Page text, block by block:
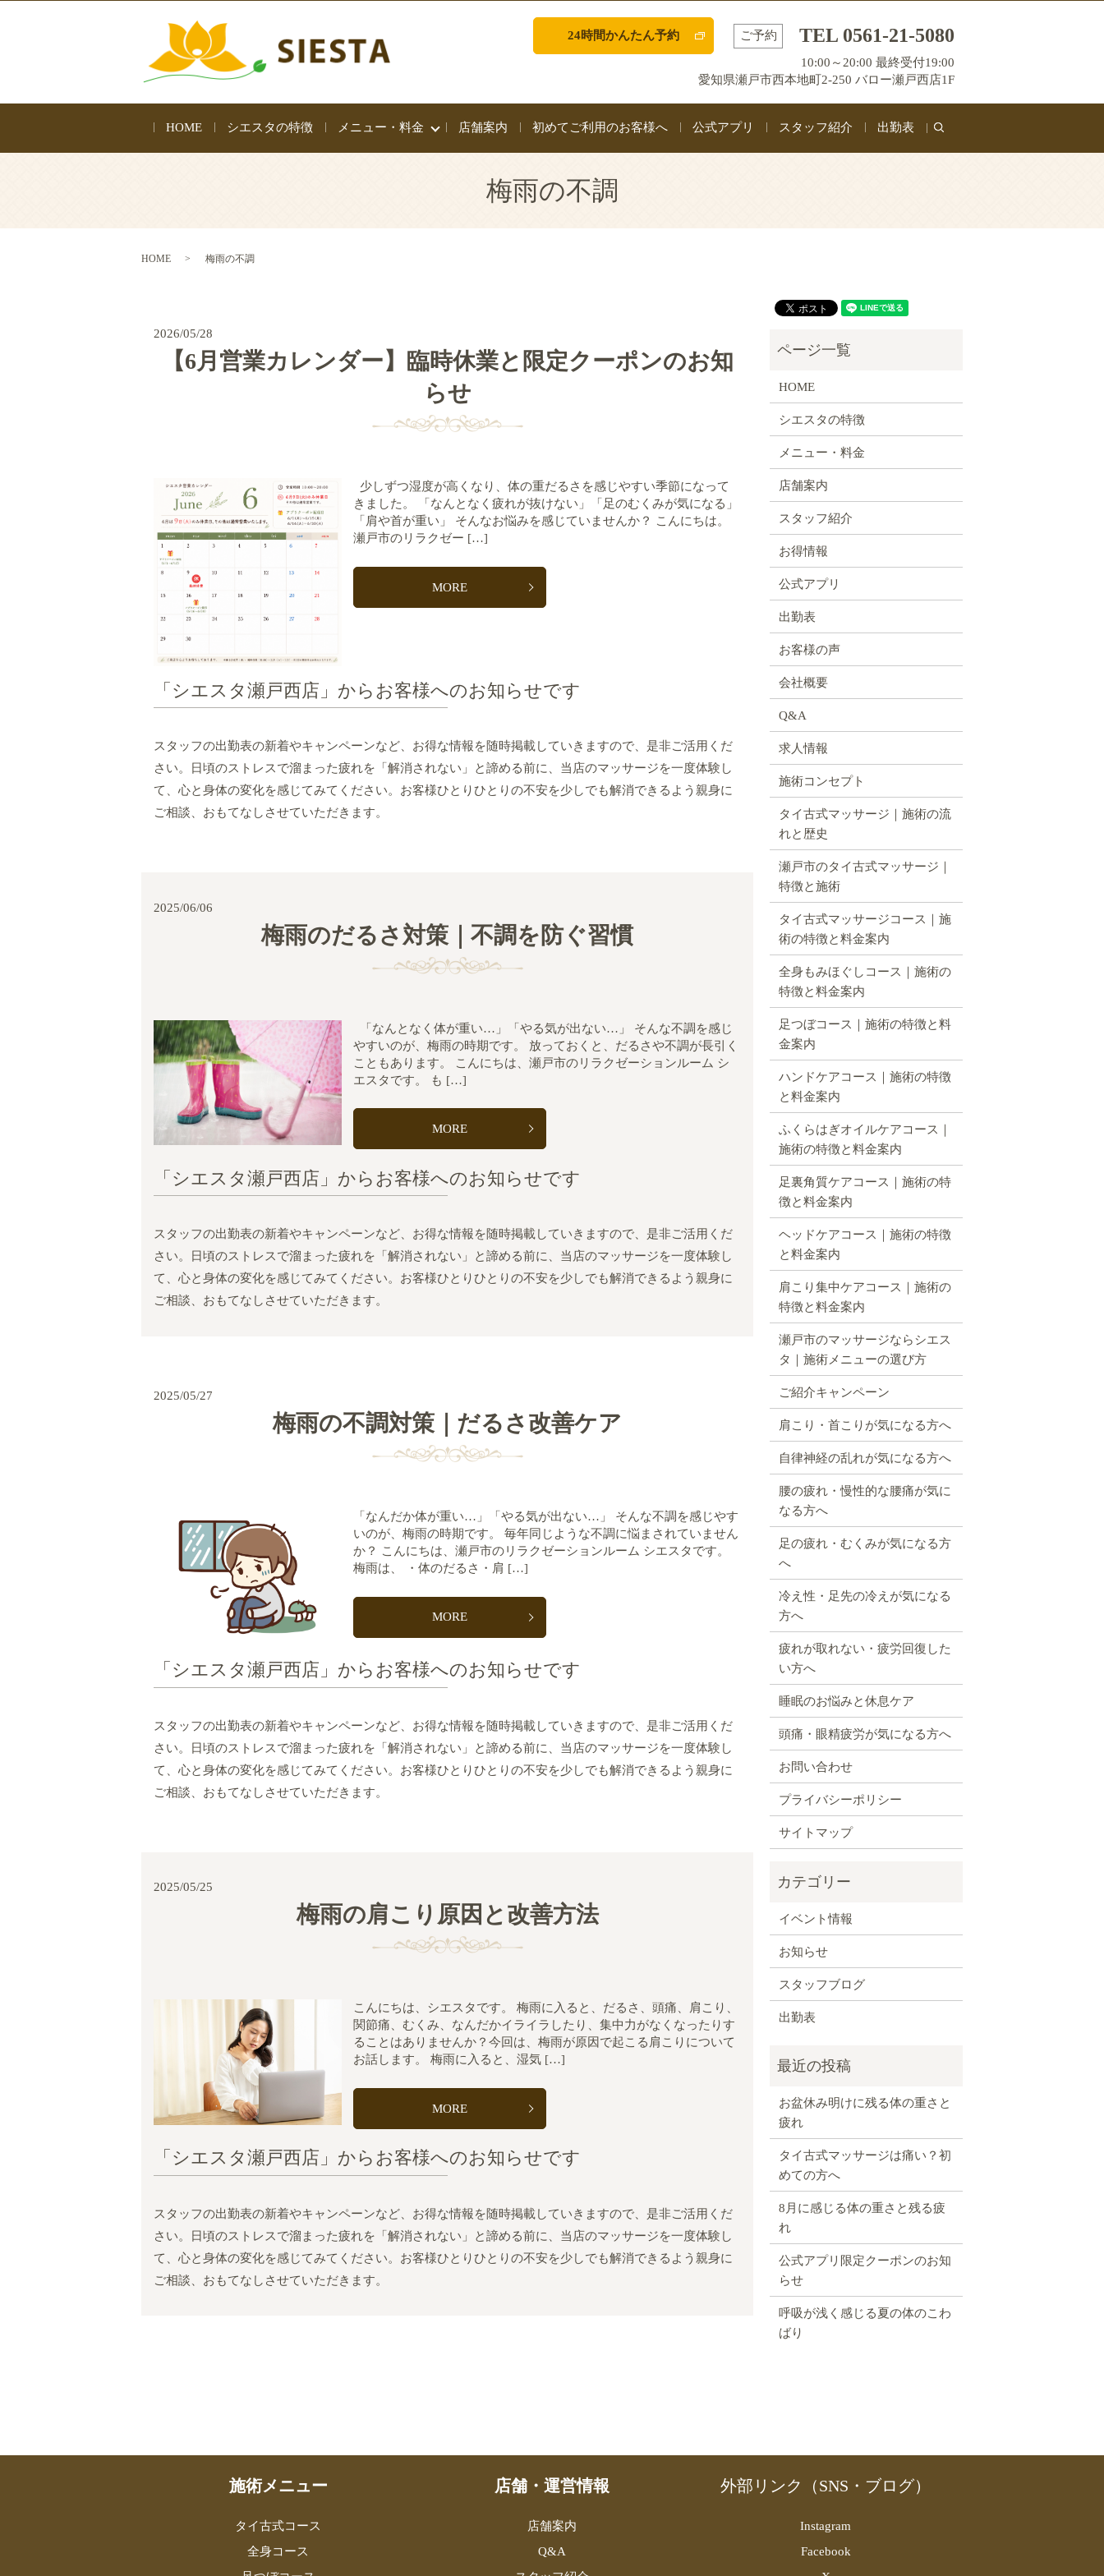
24時間かんたん予約 ご予約 TEL 0561-21-5080
10:00～20:00 最終受付19:00
愛知県瀬戸市西本地町2-250 バロー瀬戸西店1F
HOME シエスタの特徴 メニュー・料金 店舗案内 初めてご利用のお客様へ 公式アプリ スタッフ紹介 出勤表
search
梅雨の不調
HOME 梅雨の不調
2026/05/28
【6月営業カレンダー】臨時休業と限定クーポンのお知
らせ
少しずつ湿度が高くなり、体の重だるさを感じやすい季節になって
きました。 「なんとなく疲れが抜けない」「足のむくみが気になる」
「肩や首が重い」 そんなお悩みを感じていませんか？ こんにちは。
瀬戸市のリラクゼー […]
MORE
「シエスタ瀬戸西店」からお客様へのお知らせです
スタッフの出勤表の新着やキャンペーンなど、お得な情報を随時掲載していきますので、是非ご活用くだ
さい。日頃のストレスで溜まった疲れを「解消されない」と諦める前に、当店のマッサージを一度体験し
て、心と身体の変化を感じてみてください。お客様ひとりひとりの不安を少しでも解消できるよう親身に
ご相談、おもてなしさせていただきます。
2025/06/06
梅雨のだるさ対策｜不調を防ぐ習慣
「なんとなく体が重い…」「やる気が出ない…」 そんな不調を感じ
やすいのが、梅雨の時期です。 放っておくと、だるさや不調が長引く
こともあります。 こんにちは、瀬戸市のリラクゼーションルーム シ
エスタです。 も […]
MORE
「シエスタ瀬戸西店」からお客様へのお知らせです
スタッフの出勤表の新着やキャンペーンなど、お得な情報を随時掲載していきますので、是非ご活用くだ
さい。日頃のストレスで溜まった疲れを「解消されない」と諦める前に、当店のマッサージを一度体験し
て、心と身体の変化を感じてみてください。お客様ひとりひとりの不安を少しでも解消できるよう親身に
ご相談、おもてなしさせていただきます。
2025/05/27
梅雨の不調対策｜だるさ改善ケア
「なんだか体が重い…」「やる気が出ない…」 そんな不調を感じやす
いのが、梅雨の時期です。 毎年同じような不調に悩まされていません
か？ こんにちは、瀬戸市のリラクゼーションルーム シエスタです。
梅雨は、 ・体のだるさ・肩 […]
MORE
「シエスタ瀬戸西店」からお客様へのお知らせです
スタッフの出勤表の新着やキャンペーンなど、お得な情報を随時掲載していきますので、是非ご活用くだ
さい。日頃のストレスで溜まった疲れを「解消されない」と諦める前に、当店のマッサージを一度体験し
て、心と身体の変化を感じてみてください。お客様ひとりひとりの不安を少しでも解消できるよう親身に
ご相談、おもてなしさせていただきます。
2025/05/25
梅雨の肩こり原因と改善方法
こんにちは、シエスタです。 梅雨に入ると、だるさ、頭痛、肩こり、
関節痛、むくみ、なんだかイライラしたり、集中力がなくなったりす
ることはありませんか？今回は、梅雨が原因で起こる肩こりについて
お話します。 梅雨に入ると、湿気 […]
MORE
「シエスタ瀬戸西店」からお客様へのお知らせです
スタッフの出勤表の新着やキャンペーンなど、お得な情報を随時掲載していきますので、是非ご活用くだ
さい。日頃のストレスで溜まった疲れを「解消されない」と諦める前に、当店のマッサージを一度体験し
て、心と身体の変化を感じてみてください。お客様ひとりひとりの不安を少しでも解消できるよう親身に
ご相談、おもてなしさせていただきます。
HOME
シエスタの特徴
メニュー・料金
店舗案内
スタッフ紹介
お得情報
公式アプリ
出勤表
お客様の声
会社概要
Q&A
求人情報
施術コンセプト
タイ古式マッサージ｜施術の流
れと歴史
瀬戸市のタイ古式マッサージ｜
特徴と施術
タイ古式マッサージコース｜施
術の特徴と料金案内
全身もみほぐしコース｜施術の
特徴と料金案内
足つぼコース｜施術の特徴と料
金案内
ハンドケアコース｜施術の特徴
と料金案内
ふくらはぎオイルケアコース｜
施術の特徴と料金案内
足裏角質ケアコース｜施術の特
徴と料金案内
ヘッドケアコース｜施術の特徴
と料金案内
肩こり集中ケアコース｜施術の
特徴と料金案内
瀬戸市のマッサージならシエス
タ｜施術メニューの選び方
ご紹介キャンペーン
肩こり・首こりが気になる方へ
自律神経の乱れが気になる方へ
腰の疲れ・慢性的な腰痛が気に
なる方へ
足の疲れ・むくみが気になる方
へ
冷え性・足先の冷えが気になる
方へ
疲れが取れない・疲労回復した
い方へ
睡眠のお悩みと休息ケア
頭痛・眼精疲労が気になる方へ
お問い合わせ
プライバシーポリシー
サイトマップ
イベント情報
お知らせ
スタッフブログ
出勤表
お盆休み明けに残る体の重さと
疲れ
タイ古式マッサージは痛い？初
めての方へ
8月に感じる体の重さと残る疲
れ
公式アプリ限定クーポンのお知
らせ
呼吸が浅く感じる夏の体のこわ
ばり
施術メニュー
タイ古式コース
全身コース
店舗・運営情報
店舗案内
Q&A
外部リンク（SNS・ブログ）
Instagram
Facebook